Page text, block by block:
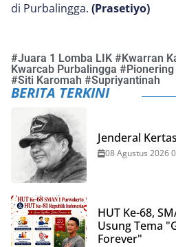
di Purbalingga. (Prasetiyo)
#Juara 1 Lomba LIK #Kwarran
Kwarcab Purbalingga #Pionering
#Siti Karomah #Supriyantinah
BERITA TERKINI
Jenderal Kertas
08 Agustus 2026
HUT Ke-68,
Usung Tema
Forever"